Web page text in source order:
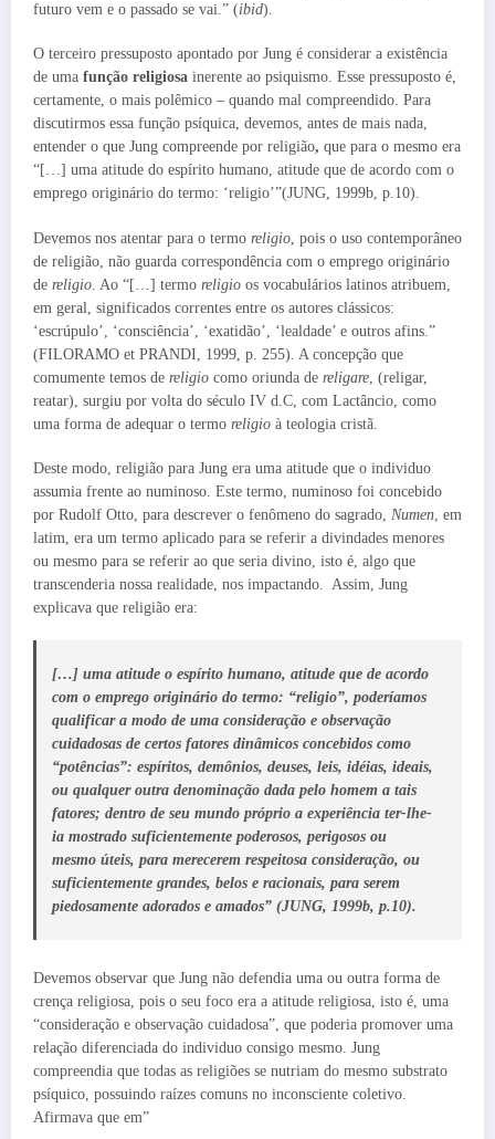
futuro vem e o passado se vai.” (ibid).
O terceiro pressuposto apontado por Jung é considerar a existência
de uma função religiosa inerente ao psiquismo. Esse pressuposto é,
certamente, o mais polêmico – quando mal compreendido. Para
discutirmos essa função psíquica, devemos, antes de mais nada,
entender o que Jung compreende por religião, que para o mesmo era
“[…] uma atitude do espírito humano, atitude que de acordo com o
emprego originário do termo: ‘religio’”(JUNG, 1999b, p.10).
Devemos nos atentar para o termo religio , pois o uso contemporâneo
de religião, não guarda correspondência com o emprego originário
de religio . Ao “[…] termo religio os vocabulários latinos atribuem,
em geral, significados correntes entre os autores clássicos:
‘escrúpulo’, ‘consciência’, ‘exatidão’, ‘lealdade’ e outros afins.”
(FILORAMO et PRANDI, 1999, p. 255). A concepção que
comumente temos de religio como oriunda de religare , (religar,
reatar), surgiu por volta do século IV d.C, com Lactâncio, como
uma forma de adequar o termo religio à teologia cristã.
Deste modo, religião para Jung era uma atitude que o individuo
assumia frente ao numinoso. Este termo, numinoso foi concebido
por Rudolf Otto, para descrever o fenômeno do sagrado, Numen , em
latim, era um termo aplicado para se referir a divindades menores
ou mesmo para se referir ao que seria divino, isto é, algo que
transcenderia nossa realidade, nos impactando. Assim, Jung
explicava que religião era:
[…] uma atitude o espírito humano, atitude que de acordo
com o emprego originário do termo: “religio”, poderíamos
qualificar a modo de uma consideração e observação
cuidadosasde certos fatores dinâmicos concebidos como
“potências”: espíritos, demônios, deuses, leis, idéias, ideais,
ou qualquer outra denominação dada pelo homem a tais
fatores; dentro de seu mundo próprio a experiência ter-lhe-
ia mostrado suficientemente poderosos, perigosos ou
mesmo úteis, para merecerem respeitosa consideração, ou
suficientemente grandes, belos e racionais, para serem
piedosamente adorados e amados” (JUNG, 1999b, p.10).
Devemos observar que Jung não defendia uma ou outra forma de
crença religiosa, pois o seu foco era a atitude religiosa, isto é, uma
“consideração e observação cuidadosa”, que poderia promover uma
relação diferenciada do individuo consigo mesmo. Jung
compreendia que todas as religiões se nutriam do mesmo substrato
psíquico, possuindo raízes comuns no inconsciente coletivo.
Afirmava que em”